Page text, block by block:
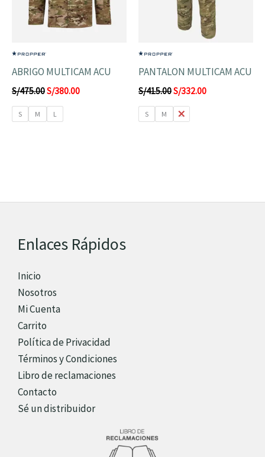
ABRIGO MULTICAM ACU
S/475.00S/380.00
S M L
PANTALON MULTICAM ACU
S/415.00S/332.00
S M L
Enlaces Rápidos
Inicio
Nosotros
Mi Cuenta
Carrito
Política de Privacidad
Términos y Condiciones
Libro de reclamaciones
Contacto
Sé un distribuidor